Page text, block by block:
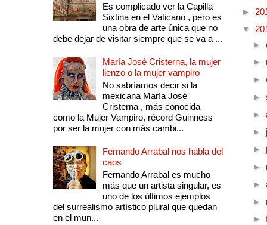
Es complicado ver la Capilla
Sixtina en el Vaticano , pero es
una obra de arte única que no
debe dejar de visitar siempre que se va a ...
María José Cristerna, la mujer
lienzo o la mujer vampiro
No sabríamos decir si la
mexicana María José
Cristerna , más conocida
como la Mujer Vampiro, récord Guinness
por ser la mujer con más cambi...
Fernando Arrabal nos habla del
caos
Fernando Arrabal es mucho
más que un artista singular, es
uno de los últimos ejemplos
del surrealismo artístico plural que quedan
en el mun...
►
▼
►
►
►
►
►
►
►
►
►
►
►